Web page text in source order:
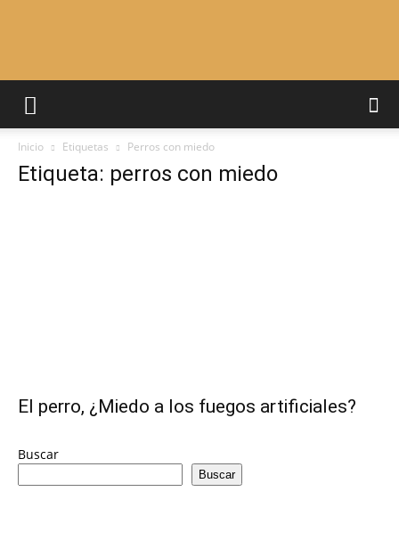
Adiestrar
de
Inicio Etiquetas Perros con miedo
Etiqueta: perros con miedo
El perro, ¿Miedo a los fuegos artificiales?
Buscar
Buscar